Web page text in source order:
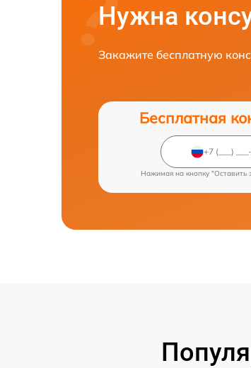
Нужна
Закажите бесплатную
Бесплатная
Нажимая на кнопку "Оставить